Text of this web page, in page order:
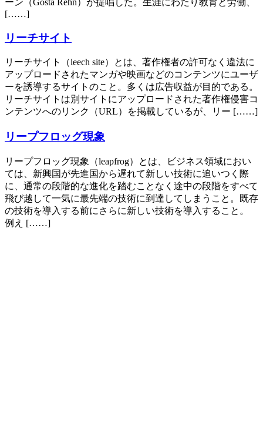
ーン（Gösta Rehn）が提唱した。生涯にわたり教育と労働、
[……]
リーチサイト
リーチサイト（leech site）とは、著作権者の許可なく違法に
アップロードされたマンガや映画などのコンテンツにユーザ
ーを誘導するサイトのこと。多くは広告収益が目的である。
リーチサイトは別サイトにアップロードされた著作権侵害コ
ンテンツへのリンク（URL）を掲載しているが、リー [……]
リープフロッグ現象
リープフロッグ現象（leapfrog）とは、ビジネス領域におい
ては、新興国が先進国から遅れて新しい技術に追いつく際
に、通常の段階的な進化を踏むことなく途中の段階をすべて
飛び越して一気に最先端の技術に到達してしまうこと。既存
の技術を導入する前にさらに新しい技術を導入すること。
例え [……]